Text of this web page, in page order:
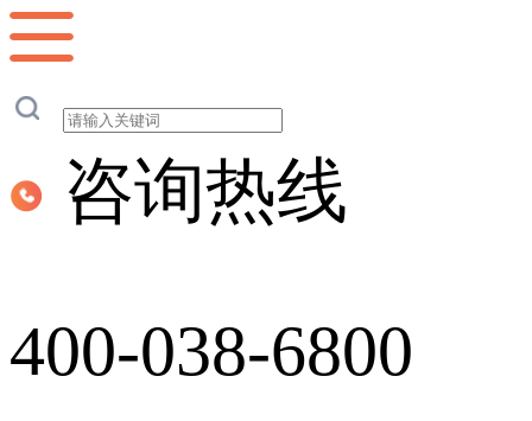
咨询热线
400-038-6800